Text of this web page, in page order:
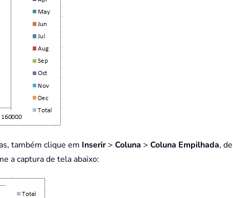
também clique em Inserir> Coluna > Coluna Empilhada,
a captura de tela abaixo: